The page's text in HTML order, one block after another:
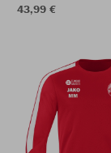
43,99 €